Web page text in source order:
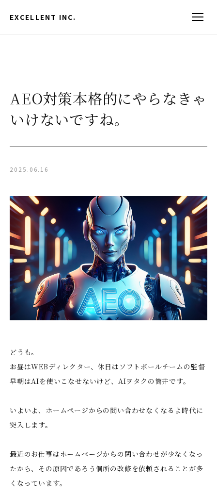
EXCELLENT INC.
AEO対策本格的にやらなきゃ
いけないですね。
2025.06.16
どうも。
お昼はWEBディレクター、休日はソフトボールチームの監督
早朝はAIを使いこなせないけど、AIヲタクの筒井です。
いよいよ、ホームページからの問い合わせなくなるよ時代に
突入します。
最近のお仕事はホームぺージからの問い合わせが少なくなっ
たから、その原因であろう個所の改修を依頼されることが多
くなっています。